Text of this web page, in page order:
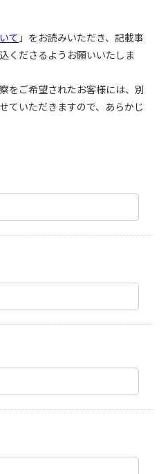
て 」をお読みいただき、記載事
くださるようお願いいたしま
をご希望されたお客様には、別
ていただきますので、あらかじ